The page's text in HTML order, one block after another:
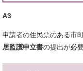
A3
申請者の住民票のある市
居監護申立書の提出が必